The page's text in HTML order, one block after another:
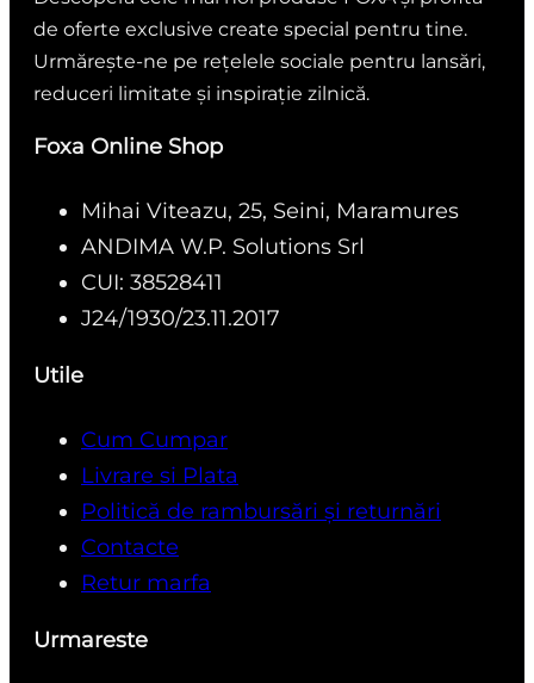
de oferte exclusive create special pentru tine.
Urmărește-ne pe rețelele sociale pentru lansări,
reduceri limitate și inspirație zilnică.
Foxa Online Shop
Mihai Viteazu, 25, Seini, Maramures
ANDIMA W.P. Solutions Srl
CUI: 38528411
J24/1930/23.11.2017
Utile
Cum Cumpar
Livrare si Plata
Politică de rambursări și returnări
Contacte
Retur marfa
Urmareste